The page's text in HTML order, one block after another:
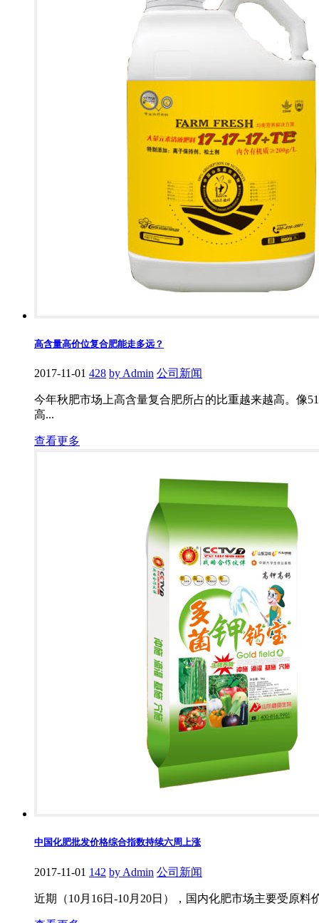
高含量高价位复合肥能走多远？
2017-11-01 428 by Admin 公司新闻
今年秋肥市场上高含量复合肥所占的比重越来越高。像
高...
查看更多
中国化肥批发价格综合指数持续六周上涨
2017-11-01 142 by Admin 公司新闻
近期（10月16日-10月20日），国内化肥市场主要受原